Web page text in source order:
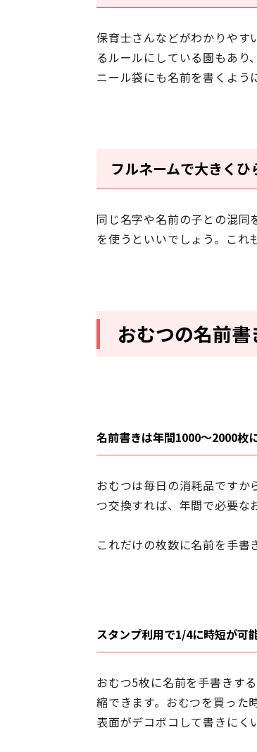
保育士さんなどがわかりやす
るルールにしている園もあ
ニール袋にも名前を書くよう
フルネームで大きく
同じ名字や名前の子との混同
を使う といいでしょう。これ
おむつの名前
名前書きは年間1000～2000枚
おむつは毎日の消耗品ですか
つ交換すれば、年間で必要な
これだけの枚数に名前を手
スタンプ利用で1/4に時短が可
おむつ5枚に名前を手書きす
縮できます。おむつを買った
表面がデコボコして書きにく